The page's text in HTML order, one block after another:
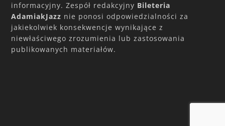
informacyjny. Zespół redakcyjny Bileteria
AdamiakJazz nie ponosi odpowiedzialności za
jakiekolwiek konsekwencje wynikające z
niewłaściwego zrozumienia lub zastosowania
publikowanych materiałów.